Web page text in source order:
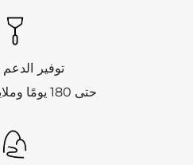
توفير الدعم
حتى 180 يومًا وملايين الدولارات